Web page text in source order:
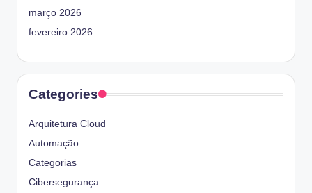
março 2026
fevereiro 2026
Categories
Arquitetura Cloud
Automação
Categorias
Cibersegurança